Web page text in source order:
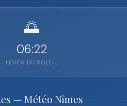
🌅
06:22
LEVER DU SOLEIL
— Météo Nîmes